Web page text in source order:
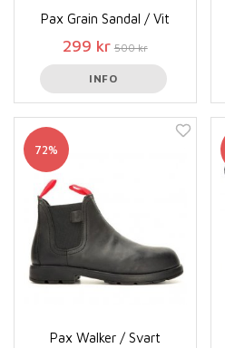
Pax Grain Sandal / Vit
299 kr 500 kr
INFO
72%
Pax Walker / Svart